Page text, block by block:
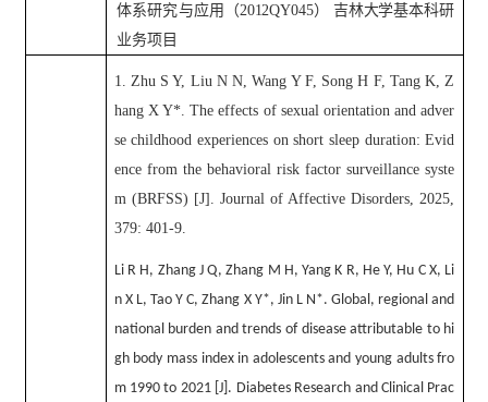
体系研究与应用 （2012QY045）
吉林大学基本科研
业务项目
1. Zhu S Y, Liu N N, Wang Y F, Song H F, Tang K, Z
hang X Y*. The effects of sexual orientation and adver
se childhood experiences on short sleep duration: Evid
ence from the behavioral risk factor surveillance syste
m (BRFSS) [J]. Journal of Affective Disorders, 2025,
379: 401-9.
Li R H, Zhang J Q, Zhang M H, Yang K R, He Y, Hu C X, Li
n X L, Tao Y C, Zhang X Y*, Jin L N*. Global, regional and
national burden and trends of disease attributable to hi
gh body mass index in adolescents and young adults fro
m 1990 to 2021 [J]. Diabetes Research and Clinical Prac